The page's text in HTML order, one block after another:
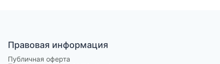
Правовая информация
Публичная оферта